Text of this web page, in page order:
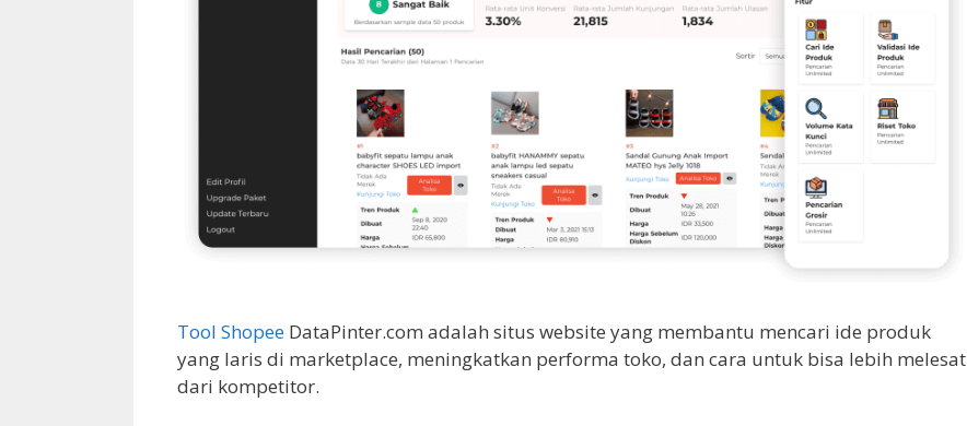
Tool Shopee DataPinter.com adalah situs website yang membantu mencari ide produk
yang laris di marketplace, meningkatkan performa toko, dan cara untuk bisa lebih melesat
dari kompetitor.